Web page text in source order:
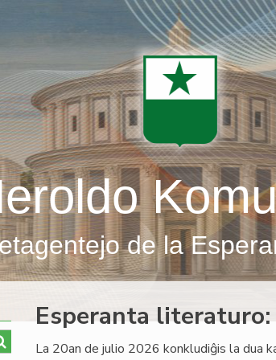
de la
Esperanta
La 20an de julio 2026 konkludiĝis la dua